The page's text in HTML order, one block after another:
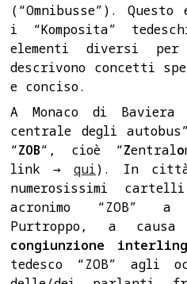
(“Omnibusse”). Questo
i “Komposita”
elementi diversi
descrivono concetti
e conciso.
A Monaco di
centrale degli
“ZOB“, cioè “Zentralo
link →qui). In città
numerosissimi
acronimo “ZOB”
Purtroppo, a
congiunzione
tedesco “ZOB” agli